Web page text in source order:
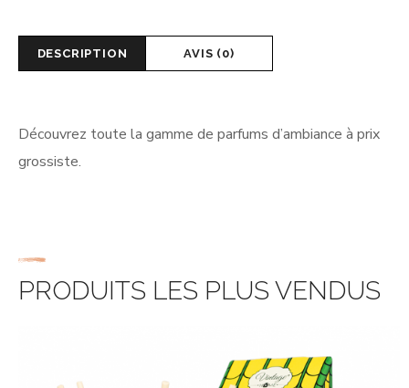
DESCRIPTION AVIS (0)
Découvrez toute la gamme de parfums d’ambiance à prix
grossiste.
PRODUITS LES PLUS VENDUS